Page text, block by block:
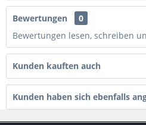
Bewertungen
0
Bewertungen lesen, schreiben
Kunden kauften auch
Kunden haben sich ebenfalls